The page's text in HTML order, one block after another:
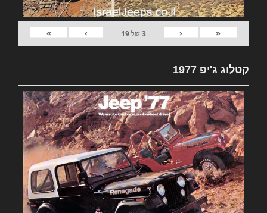
«
‹
3של19
›
»
קטלוג ג'יפ 1977